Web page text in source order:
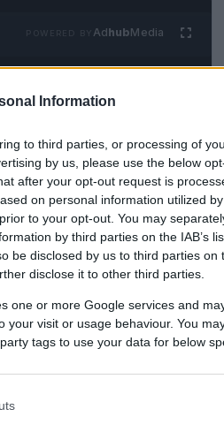
Information
to third parties, or processing of
by us, please use the below
after your opt-out request is
on personal information utilized
to your opt-out. You may
by third parties on the IAB’s
be disclosed by us to third parties on
disclose it to other third parties.
one or more Google services and
your visit or usage behaviour. You
tags to use your data for below
POWERED BY AdhubMedia
pulizia industriale passa
basso impatto o
diffuse e trasferibili, che
nella routine operativa. Per
comportamenti che
ambientalidurante le